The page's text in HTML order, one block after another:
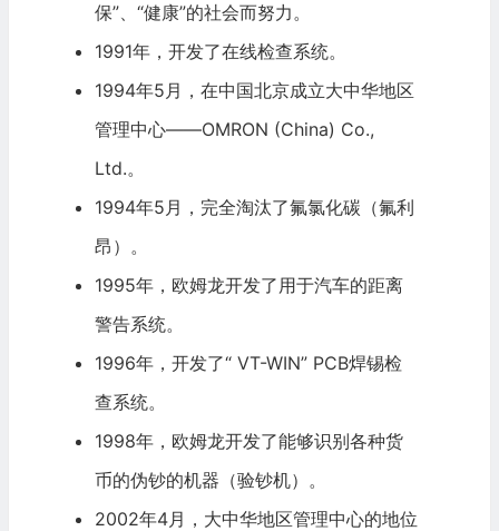
保”、“健康”的社会而努力。
1991年，开发了在线检查系统。
1994年5月，在中国北京成立大中华地区
管理中心——OMRON (China) Co.,
Ltd.。
1994年5月，完全淘汰了氟氯化碳（氟利
昂）。
1995年，欧姆龙开发了用于汽车的距离
警告系统。
1996年，开发了“ VT-WIN” PCB焊锡检
查系统。
1998年，欧姆龙开发了能够识别各种货
币的伪钞的机器（验钞机）。
2002年4月，大中华地区管理中心的地位